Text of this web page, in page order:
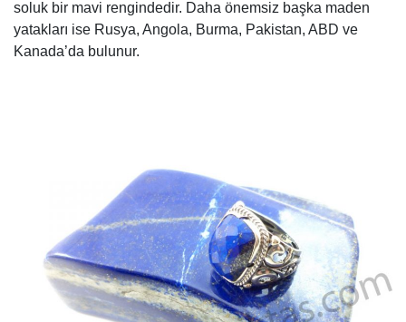
soluk bir mavi rengindedir. Daha önemsiz başka maden
yatakları ise Rusya, Angola, Burma, Pakistan, ABD ve
Kanada’da bulunur.